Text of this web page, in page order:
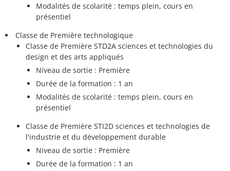
Modalités de scolarité : temps plein, cours en
présentiel
Classe de Première technologique
Classe de Première STD2A sciences et technologies du
design et des arts appliqués
Niveau de sortie : Première
Durée de la formation : 1 an
Modalités de scolarité : temps plein, cours en
présentiel
Classe de Première STI2D sciences et technologies de
l'industrie et du développement durable
Niveau de sortie : Première
Durée de la formation : 1 an